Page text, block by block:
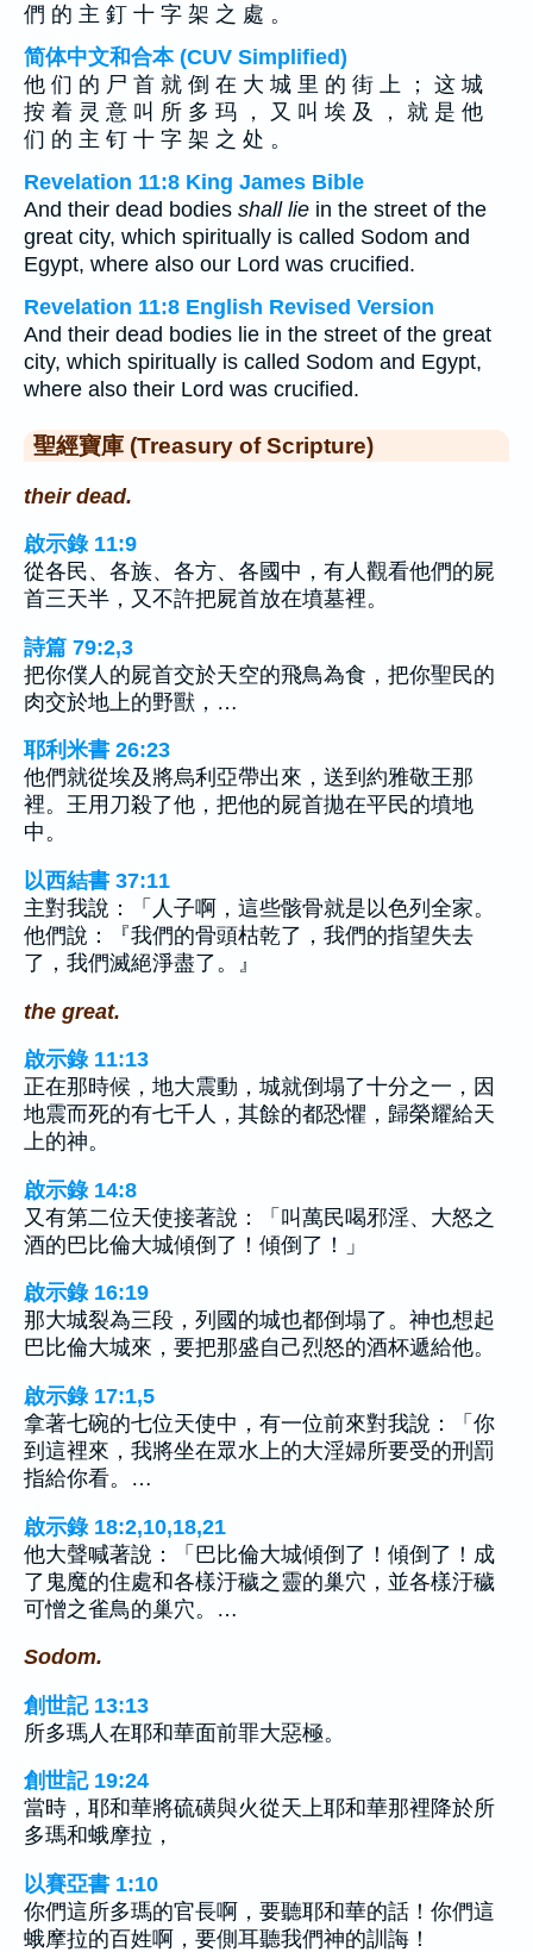
們 的 主 釘 十 字 架 之 處 。
简体中文和合本 (CUV Simplified)
他 们 的 尸 首 就 倒 在 大 城 里 的 街 上 ； 这 城
按 着 灵 意 叫 所 多 玛 ， 又 叫 埃 及 ， 就 是 他
们 的 主 钉 十 字 架 之 处 。
Revelation 11:8 King James Bible
And their dead bodies shall lie in the street of the
great city, which spiritually is called Sodom and
Egypt, where also our Lord was crucified.
Revelation 11:8 English Revised Version
And their dead bodies lie in the street of the great
city, which spiritually is called Sodom and Egypt,
where also their Lord was crucified.
聖經寶庫 (Treasury of Scripture)
their dead.
啟示錄 11:9
從各民、各族、各方、各國中，有人觀看他們的屍
首三天半，又不許把屍首放在墳墓裡。
詩篇 79:2,3
把你僕人的屍首交於天空的飛鳥為食，把你聖民的
肉交於地上的野獸，…
耶利米書 26:23
他們就從埃及將烏利亞帶出來，送到約雅敬王那
裡。王用刀殺了他，把他的屍首拋在平民的墳地
中。
以西結書 37:11
主對我說：「人子啊，這些骸骨就是以色列全家。
他們說：『我們的骨頭枯乾了，我們的指望失去
了，我們滅絕淨盡了。』
the great.
啟示錄 11:13
正在那時候，地大震動，城就倒塌了十分之一，因
地震而死的有七千人，其餘的都恐懼，歸榮耀給天
上的神。
啟示錄 14:8
又有第二位天使接著說：「叫萬民喝邪淫、大怒之
酒的巴比倫大城傾倒了！傾倒了！」
啟示錄 16:19
那大城裂為三段，列國的城也都倒塌了。神也想起
巴比倫大城來，要把那盛自己烈怒的酒杯遞給他。
啟示錄 17:1,5
拿著七碗的七位天使中，有一位前來對我說：「你
到這裡來，我將坐在眾水上的大淫婦所要受的刑罰
指給你看。…
啟示錄 18:2,10,18,21
他大聲喊著說：「巴比倫大城傾倒了！傾倒了！成
了鬼魔的住處和各樣汙穢之靈的巢穴，並各樣汙穢
可憎之雀鳥的巢穴。…
Sodom.
創世記 13:13
所多瑪人在耶和華面前罪大惡極。
創世記 19:24
當時，耶和華將硫磺與火從天上耶和華那裡降於所
多瑪和蛾摩拉，
以賽亞書 1:10
你們這所多瑪的官長啊，要聽耶和華的話！你們這
蛾摩拉的百姓啊，要側耳聽我們神的訓誨！